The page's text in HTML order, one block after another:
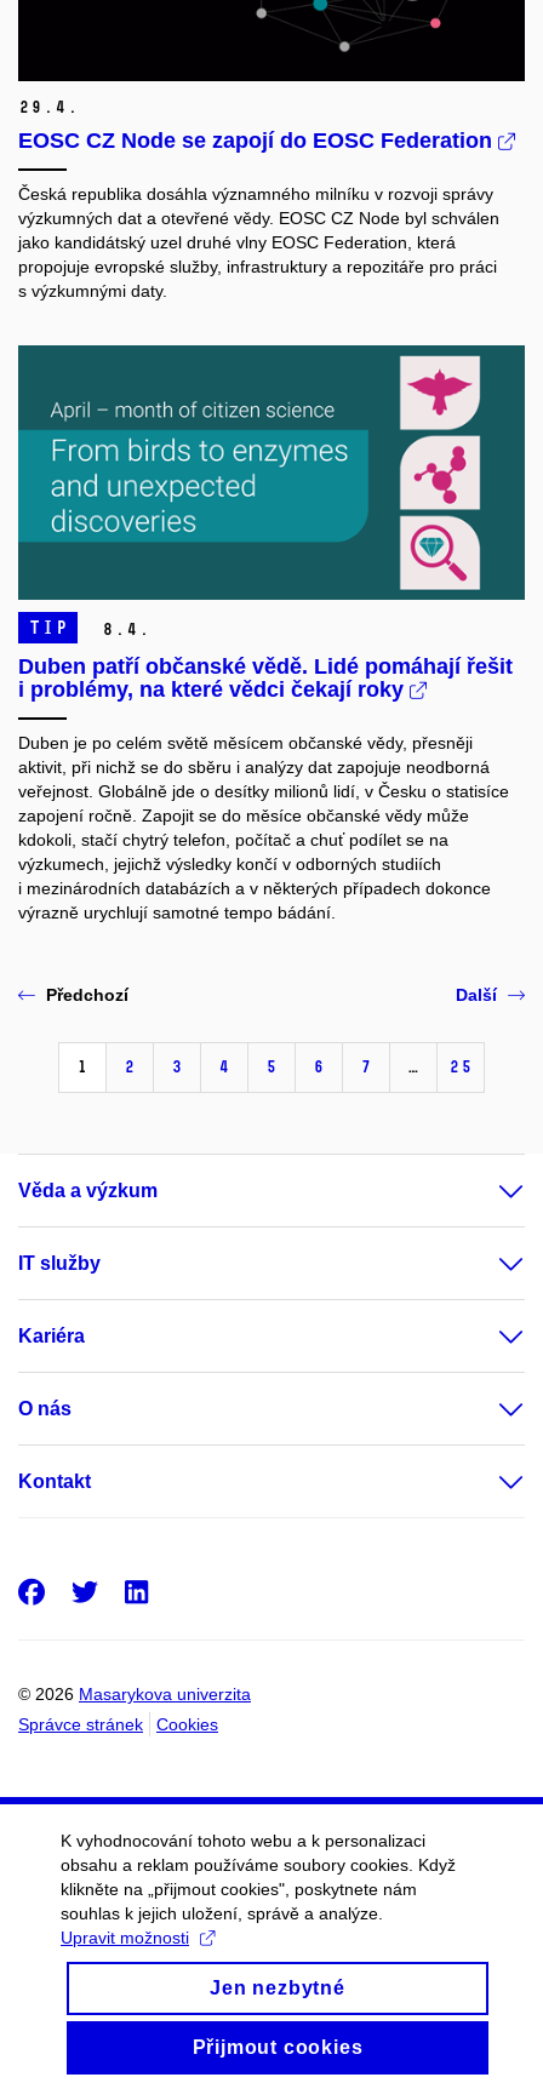
29. 4.
EOSC CZ Node se zapojí do EOSC Federation
Česká republika dosáhla významného milníku v rozvoji správy
výzkumných dat a otevřené vědy. EOSC CZ Node byl schválen
jako kandidátský uzel druhé vlny EOSC Federation, která
propojuje evropské služby, infrastruktury a repozitáře pro práci
s výzkumnými daty.
TIP 8. 4.
Duben patří občanské vědě. Lidé pomáhají řešit
i problémy, na které vědci čekají roky
Duben je po celém světě měsícem občanské vědy, přesněji
aktivit, při nichž se do sběru i analýzy dat zapojuje neodborná
veřejnost. Globálně jde o desítky milionů lidí, v Česku o statisíce
zapojení ročně. Zapojit se do měsíce občanské vědy může
kdokoli, stačí chytrý telefon, počítač a chuť podílet se na
výzkumech, jejichž výsledky končí v odborných studiích
i mezinárodních databázích a v některých případech dokonce
výrazně urychlují samotné tempo bádání.
Předchozí
1 2 3 4 5 6 7 … 25
Další
Věda a výzkum
IT služby
Kariéra
O nás
Kontakt
© 2026 Masarykova univerzita
Správce stránek
Cookies
Facebook
Twitter
K vyhodnocování tohoto webu a k personalizaci
obsahu a reklam používáme soubory cookies. Když
klikněte na „přijmout cookies", poskytnete nám
souhlas k jejich uložení, správě a analýze.
Upravit možnosti
Jen nezbytné
Přijmout cookies